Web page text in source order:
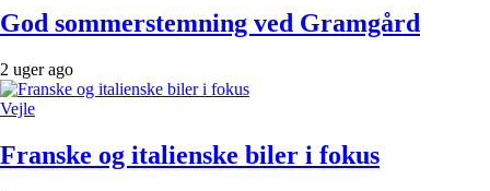
God sommerstemning ved Gramgård
2 uger ago
Vejle
Franske og italienske biler i fokus